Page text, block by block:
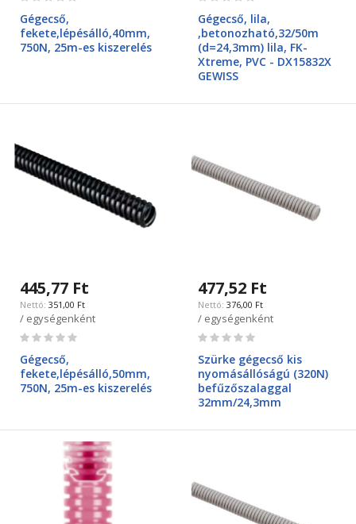
Gégecső,
fekete,lépésálló,40mm,
750N, 25m-es kiszerelés
Gégecső, lila,
,betonozható,32/50m
(d=24,3mm) lila, FK-
Xtreme, PVC - DX15832X
GEWISS
445,77 Ft
351,00 Ft
/ egységenként
Rating:
Gégecső,
fekete,lépésálló,50mm,
750N, 25m-es kiszerelés
477,52 Ft
376,00 Ft
/ egységenként
Rating:
Szürke gégecső kis
nyomásállóságú (320N)
befűzőszalaggal
32mm/24,3mm